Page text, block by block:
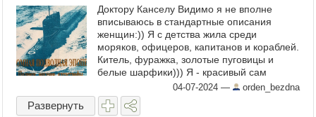
Доктору Канселу Видимо я не вполне
вписываюсь в стандартные описания
женщин:)) Я с детства жила среди
моряков, офицеров, капитанов и кораблей.
Китель, фуражка, золотые пуговицы и
белые шарфики))) Я - красивый сам
собой... А еще среди подводников.
Отдраен люк, поднялся капитан, Он ...
04-07-2024 — orden_bezdna
Развернуть